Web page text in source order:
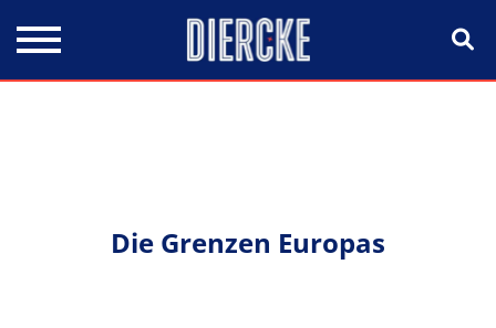
Die Grenzen Europas